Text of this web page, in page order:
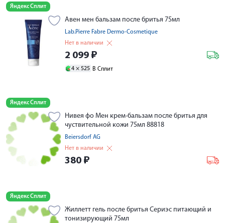
Яндекс Сплит
Авен мен бальзам после бритья 75мл
Lab.Pierre Fabre Dermo-Cosmetique
Нет в наличии
2 099 ₽
4 × 525 В Сплит
Яндекс Сплит
Нивея фо Мен крем-бальзам после бритья для
чуствительной кожи 75мл 88818
Beiersdorf AG
Нет в наличии
380 ₽
Яндекс Сплит
Жиллетт гель после бритья Сериэс питающий и
тонизирующий 75мл